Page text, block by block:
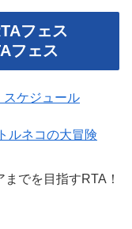
フェス
フェス
スケジュール
ルネコの大冒険
でを目指すRTA！